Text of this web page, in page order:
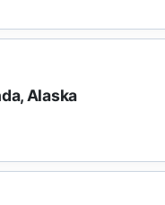
Alaska